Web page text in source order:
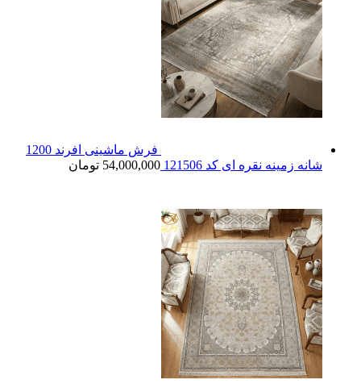
فرش ماشینی افرند 1200
شانه زمینه نقره ای کد 121506
54,000,000 تومان